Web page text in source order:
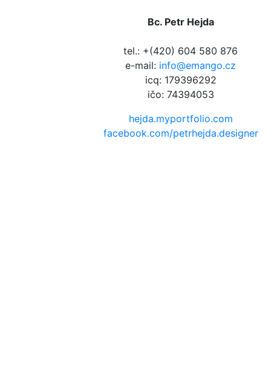
Bc. Petr Hejda
tel.: +(420) 604 580 876
e-mail: info@emango.cz
icq: 179396292
ičo: 74394053
hejda.myportfolio.com
facebook.com/petrhejda.designer